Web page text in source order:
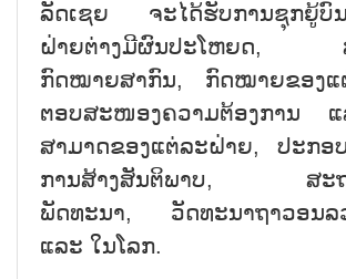
ລັດເຊຍ ຈະໄດ້ຮັບການຊຸກຍູ້ບົນ
ຝ່າຍຕ່າງມີຜົນປະໂຫຍດ, ສ
ກົດໝາຍສາກົນ, ກົດໝາຍຂອງແ
ຕອບສະໜອງຄວາມຕ້ອງການ
ສາມາດຂອງແຕ່ລະຝ່າຍ, ປະກອ
ການສ້າງສັນຕິພາບ, ສະຖ
ພັດທະນາ, ວັດທະນາຖາວອນລ
ແລະ ໃນໂລກ.